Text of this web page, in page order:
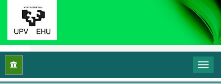
Inicio Vol. 1 Núm. 1-2 (2013): I Congreso